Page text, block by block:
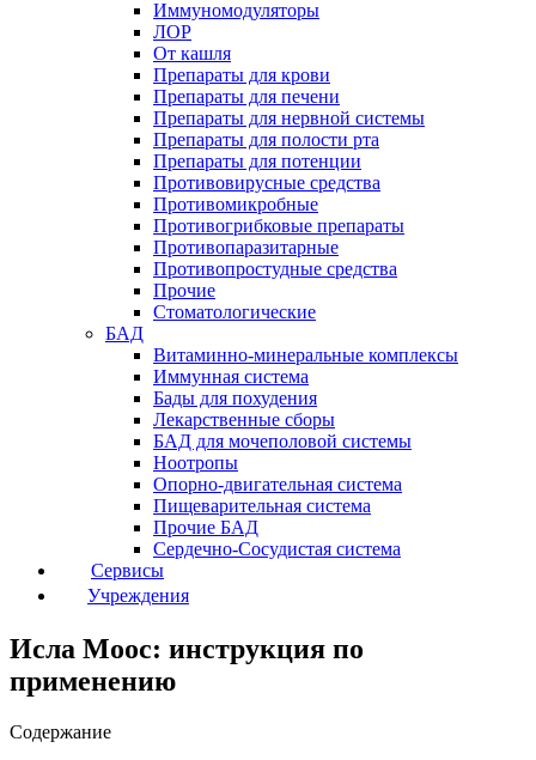
Иммуномодуляторы
ЛОР
От кашля
Препараты для крови
Препараты для печени
Препараты для нервной системы
Препараты для полости рта
Препараты для потенции
Противовирусные средства
Противомикробные
Противогрибковые препараты
Противопаразитарные
Противопростудные средства
Прочие
Стоматологические
БАД
Витаминно-минеральные комплексы
Иммунная система
Бады для похудения
Лекарственные сборы
БАД для мочеполовой системы
Ноотропы
Опорно-двигательная система
Пищеварительная система
Прочие БАД
Сердечно-Сосудистая система
Сервисы
Учреждения
Исла Моос: инструкция по
применению
Содержание